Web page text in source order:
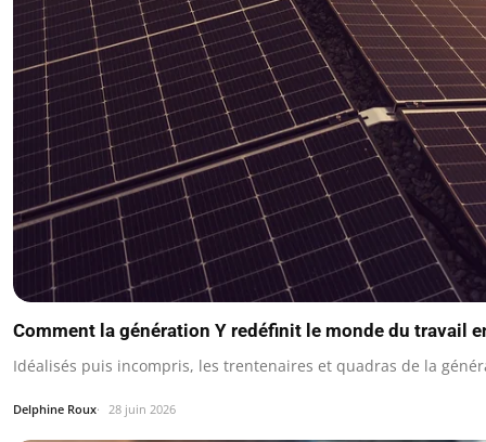
Comment la génération Y redéfinit le monde du travail
Idéalisés puis incompris, les trentenaires et quadras de la
Delphine Roux 28 juin 2026